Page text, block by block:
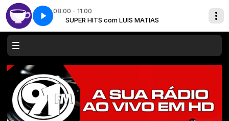
08:00 - 11:00
SUPER HITS com LUIS MATIAS
Cafeína - Parte 6